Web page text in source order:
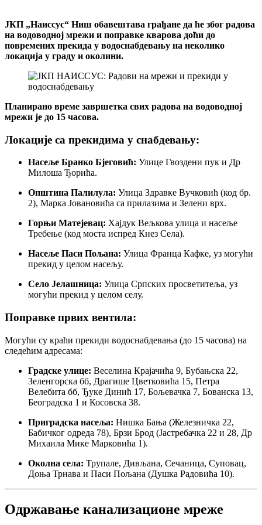
ЈКП „Наиссус“ Ниш обавештава грађане да ће због радова
на водоводној мрежи и поправке кварова доћи до
повремених прекида у водоснабдевању на неколико
локација у граду и околини.
Планирано време завршетка свих радова на водоводној
мрежи је до 15 часова.
Локације са прекидима у снабдевању:
Насеље Бранко Бјеговић: Улице Гвоздени пук и Др
Милоша Ђорића.
Општина Палилула: Улица Здравке Вучковић (код бр.
2), Марка Јовановића са прилазима и Зелени врх.
Горњи Матејевац: Хајдук Вељкова улица и насеље
Требење (код моста испред Кнез Села).
Насеље Паси Пољана: Улица Франца Кафке, уз могући
прекид у целом насељу.
Село Јелашница: Улица Српских просветитеља, уз
могући прекид у целом селу.
Поправке првих вентила:
Могући су краћи прекиди водоснабдевања (до 15 часова) на
следећим адресама:
Градске улице: Веселина Крајачића 9, Бубањска 22,
Зеленгорска бб, Драгише Цветковића 15, Петра
Велебита бб, Ђуке Динић 17, Бољевачка 7, Бованска 13,
Београдска 1 и Косовска 38.
Приградска насеља: Нишка Бања (Железничка 22,
Бабичког одреда 78), Брзи Брод (Јастребачка 22 и 28, Др
Михаила Мике Марковића 1).
Околна села: Трупале, Дивљана, Сечаница, Суповац,
Доња Трнава и Паси Пољана (Душка Радовића 10).
Одржавање канализационе мреже